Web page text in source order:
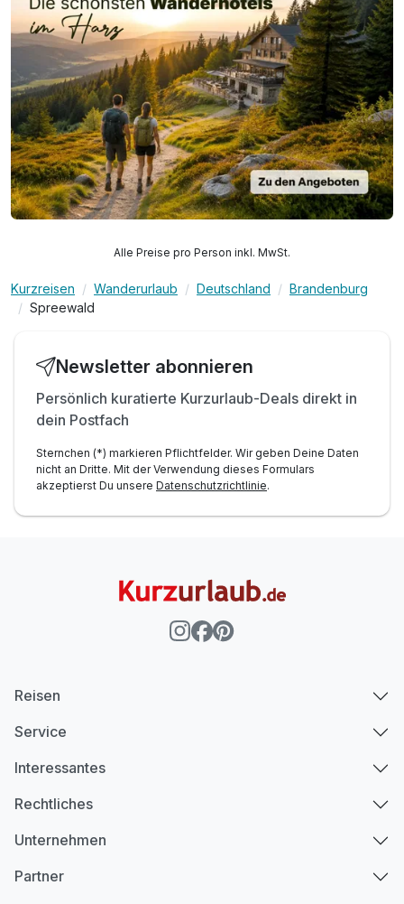
Alle Preise pro Person inkl. MwSt.
Kurzreisen Wanderurlaub Deutschland
Brandenburg
Spreewald
Newsletter abonnieren
Persönlich kuratierte Kurzurlaub-Deals direkt in
dein Postfach
Sternchen (*) markieren Pflichtfelder. Wir geben Deine Daten
nicht an Dritte. Mit der Verwendung dieses Formulars
akzeptierst Du unsere Datenschutzrichtlinie.
Reisen
Service
Interessantes
Rechtliches
Unternehmen
Partner